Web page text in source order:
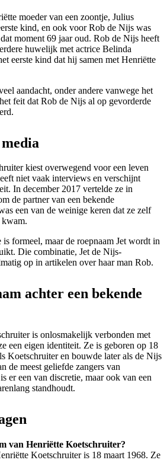
moeder van een zoontje, Julius
kind, en ook voor Rob de Nijs was
moment 69 jaar oud. Rob de Nijs heeft
huwelijk met actrice Belinda
eerste kind dat hij samen met Henriëtte
aandacht, onder andere vanwege het
feit dat Rob de Nijs al op gevorderde
kiest overwegend voor een leven
niet vaak interviews en verschijnt
In december 2017 vertelde ze in
de partner van een bekende
een van de weinige keren dat ze zelf
kwam.
formeel, maar de roepnaam Jet wordt in
Die combinatie, Jet de Nijs-
op in artikelen over haar man Rob.
achter een bekende
is onlosmakelijk verbonden met
een eigen identiteit. Ze is geboren op 18
Koetschruiter en bouwde later als de Nijs
de meest geliefde zangers van
er een van discretie, maar ook van een
standhoudt.
van Henriëtte Koetschruiter?
Koetschruiter is 18 maart 1968. Ze